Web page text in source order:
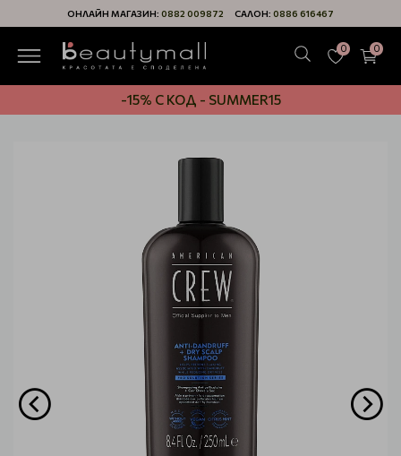
ОНЛАЙН МАГАЗИН: 0882 009872 САЛОН: 0886 616467
0 0
-15% С КОД - SUMMER15